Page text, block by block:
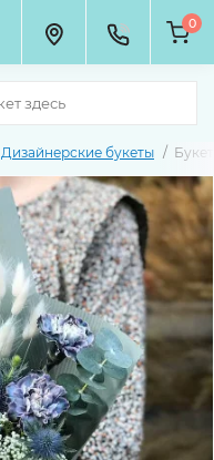
0
Дизайнерские букеты